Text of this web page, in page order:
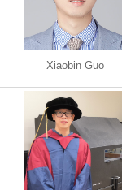
Xiaobin Guo